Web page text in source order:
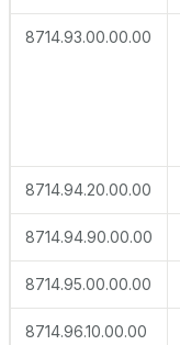
8714.93.00.00.00
8714.94.20.00.00
8714.94.90.00.00
8714.95.00.00.00
8714.96.10.00.00